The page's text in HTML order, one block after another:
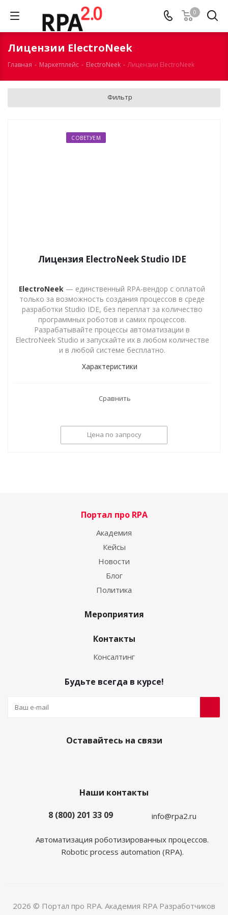
0
Лицензии ElectroNeek
Главная - Маркетплейс - ElectroNeek - Лицензии ElectroNeek
Фильтр
СОВЕТУЕМ
Лицензия ElectroNeek Studio IDE
ElectroNeek — единственный RPA-вендор с оплатой
только за возможность создания процессов в среде
разработки Studio IDE, без переплат за количество
программных роботов и самих процессов.
Разрабатывайте процессы автоматизации в
ElectroNeek Studio и запускайте их в любом количестве
и в любой системе бесплатно.
Характеристики
Сравнить
Цена по запросу
Портал про RPA
Академия
Кейсы
Новости
Блог
Политика
Мероприятия
Контакты
Консалтинг
Будьте всегда в курсе!
Оставайтесь на связи
Наши контакты
8 (800) 201 33 09
info@rpa2.ru
Автоматизация роботизированных процессов.
Robotic process automation (RPA).
2026 © Портал про RPA. Академия RPA Разработчиков